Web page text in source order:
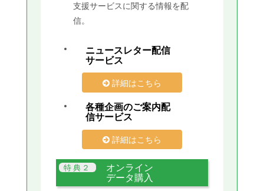
支援サービスに関する情報を配
信。
ニュースレター配信
サービス
詳細はこちら
各種企画のご案内配
信サービス
詳細はこちら
オンライン
データ購入